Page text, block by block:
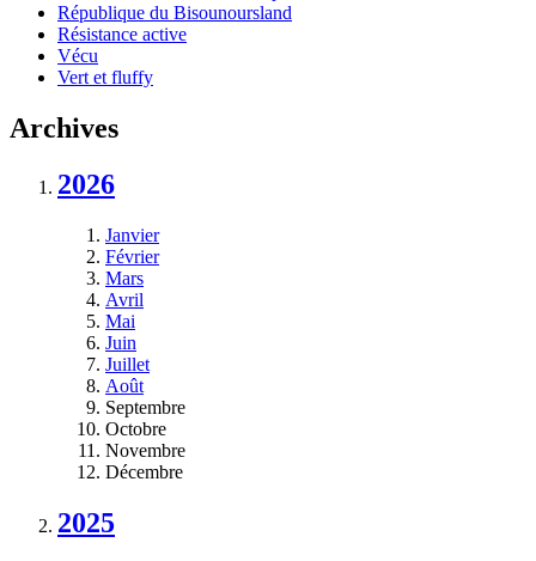
République du Bisounoursland
Résistance active
Vécu
Vert et fluffy
Archives
2026
Janvier
Février
Mars
Avril
Mai
Juin
Juillet
Août
Septembre
Octobre
Novembre
Décembre
2025